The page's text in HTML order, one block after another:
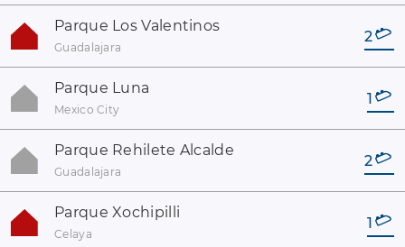
Parque Los Valentinos
Guadalajara
2
Parque Luna
Mexico City
1
Parque Rehilete Alcalde
Guadalajara
2
Parque Xochipilli
Celaya
1